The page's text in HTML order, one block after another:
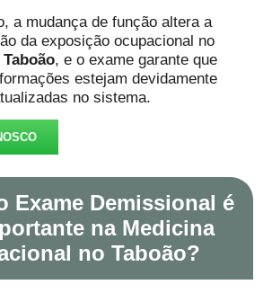
a mudança de função altera a
da exposição ocupacional no
Taboão, e o exame garante que
estejam devidamente
no sistema.
Exame Demissional é
na Medicina
no Taboão?